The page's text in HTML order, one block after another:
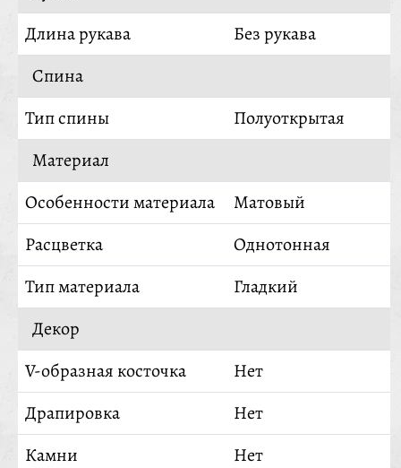
Длина рукава
Без рукава
Спина
Тип спины
Полуоткрытая
Материал
Особенности материала
Матовый
Расцветка
Однотонная
Тип материала
Гладкий
Декор
V-образная косточка
Нет
Драпировка
Нет
Камни
Нет